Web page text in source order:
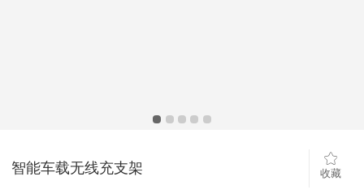
智能车载无线充支架 收藏